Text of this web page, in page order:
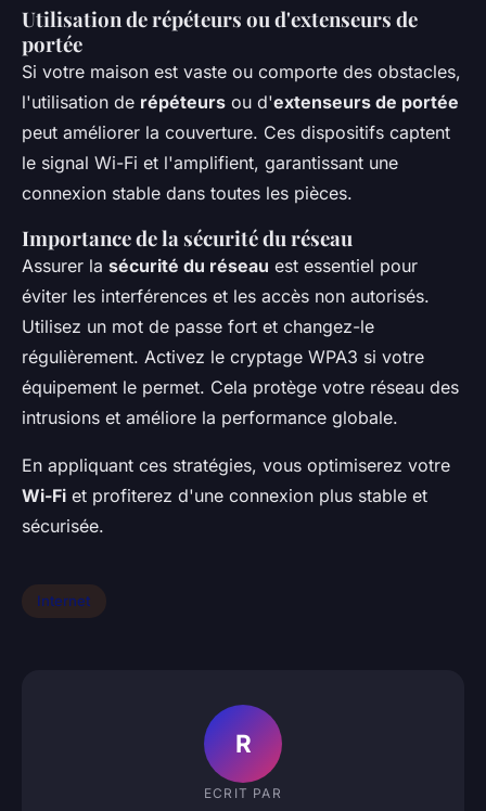
Utilisation de répéteurs ou d'extenseurs de
portée
Si votre maison est vaste ou comporte des obstacles,
l'utilisation de répéteurs ou d'extenseurs de portée
peut améliorer la couverture. Ces dispositifs captent
le signal Wi-Fi et l'amplifient, garantissant une
connexion stable dans toutes les pièces.
Importance de la sécurité du réseau
Assurer la sécurité du réseau est essentiel pour
éviter les interférences et les accès non autorisés.
Utilisez un mot de passe fort et changez-le
régulièrement. Activez le cryptage WPA3 si votre
équipement le permet. Cela protège votre réseau des
intrusions et améliore la performance globale.
En appliquant ces stratégies, vous optimiserez votre
Wi-Fi et profiterez d'une connexion plus stable et
sécurisée.
Internet
R
ECRIT PAR